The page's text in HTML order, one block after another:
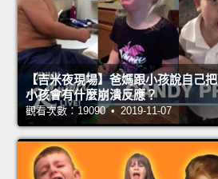
【吉米夜現場】爸媽跟小孩說自己
小孩會有什麼崩潰反應？
觀看次數：19090 • 2019-11-07